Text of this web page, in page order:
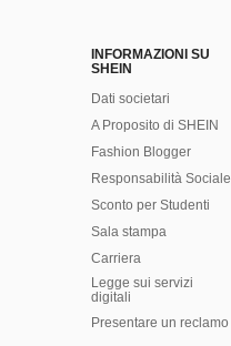
INFORMAZIONI SU
SHEIN
Dati societari
A Proposito di SHEIN
Fashion Blogger
Responsabilità Sociale
Sconto per Studenti
Sala stampa
Carriera
Legge sui servizi
digitali
Presentare un reclamo